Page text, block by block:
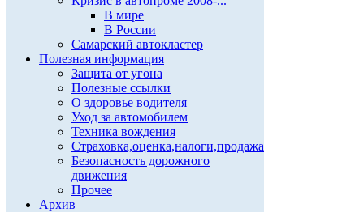
В мире
В России
Самарский автокластер
Полезная информация
Защита от угона
Полезные ссылки
О здоровье водителя
Уход за автомобилем
Техника вождения
Страховка,оценка,налоги,продажа
Безопасность дорожного
движения
Прочее
Архив